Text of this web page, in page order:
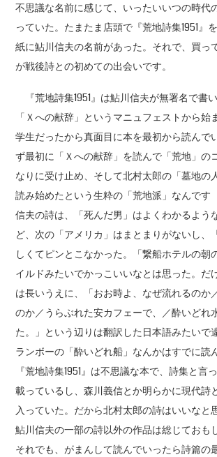
不思議な名前に感じて、いったいいつの時代
っていた。たまたま店頭で『荒地詩集1951』
紙に鮎川信夫の名前があった。それで、買っ
が戦後詩との初めての出会いです。
『荒地詩集1951』は鮎川信夫が無署名で書
「Ｘへの献辞」というマニュフェストから始
学生だったから真面目に本を最初から読んで
ず最初に「Ｘへの献辞」を読んで「荒地」の
なりに受け止め、そして北村太郎の「墓地の
読み始めたという生粋の「荒地派」なんです
信夫の詩は、「死んだ男」はよくわかるよう
ど、次の「アメリカ」はまとまりがないし、
しくてピンとこなかった。「繋船ホテルの朝
イルドみたいでかっこいいなとは思った。だ
は長いうえに、「おお時よ、なぜ流れるのか
のか／うらぶれた安カフェーで、／酔いどれ
た。」という辺りは翻訳した日本語みたいで
ランボーの「酔いどれ船」なんかはすでに読
『荒地詩集1951』は不思議な本で、詩集と言
載っているし、森川義信とか明らかに現代詩
入っていた。だから北村太郎の詩はいいなと
鮎川信夫の一部の詩以外の作品は総じておも
それでも、がまんして読んでいったら詩篇の